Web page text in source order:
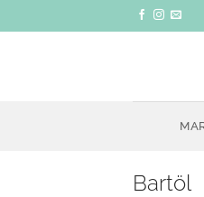
Inhalt
Bartöl